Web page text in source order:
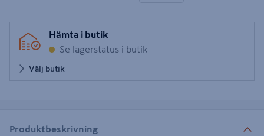
Hämta i butik
Se lagerstatus i butik
Välj butik
Produktbeskrivning